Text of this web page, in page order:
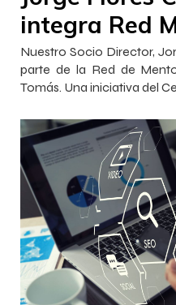
integra Red
Nuestro Socio Director,
parte de la Red de
Tomás. Una iniciativa del